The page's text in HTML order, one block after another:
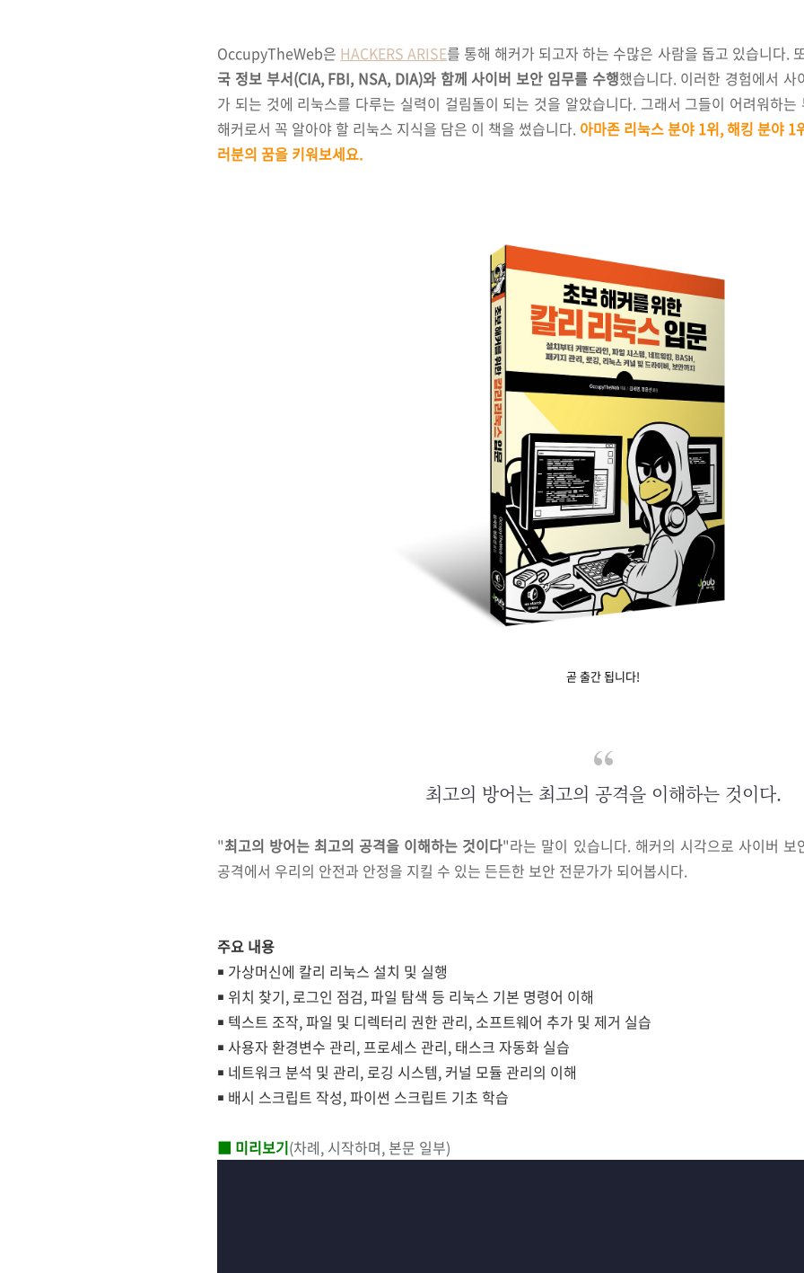
OccupyTheWeb은 HACKERS ARISE를 통해 해커가 되고자 하는 수많은 사람을 돕고 있습니다.
국 정보 부서(CIA, FBI, NSA, DIA)와 함께 사이버 보안 임무를 수행했습니다. 이러한 경험에서
가 되는 것에 리눅스를 다루는 실력이 걸림돌이 되는 것을 알았습니다. 그래서 그들이 어려워하는
해커로서 꼭 알아야 할 리눅스 지식을 담은 이 책을 썼습니다. 아마존 리눅스 분야 1위, 해킹 분야 1
러분의 꿈을 키워보세요.
곧 출간 됩니다!
최고의 방어는 최고의 공격을 이해하는 것이다.
"최고의 방어는 최고의 공격을 이해하는 것이다"라는 말이 있습니다. 해커의 시각으로 사이버 보
공격에서 우리의 안전과 안정을 지킬 수 있는 든든한 보안 전문가가 되어봅시다.
주요 내용
￭ 가상머신에 칼리 리눅스 설치 및 실행
￭ 위치 찾기, 로그인 점검, 파일 탐색 등 리눅스 기본 명령어 이해
￭ 텍스트 조작, 파일 및 디렉터리 권한 관리, 소프트웨어 추가 및 제거 실습
￭ 사용자 환경변수 관리, 프로세스 관리, 태스크 자동화 실습
￭ 네트워크 분석 및 관리, 로깅 시스템, 커널 모듈 관리의 이해
￭ 배시 스크립트 작성, 파이썬 스크립트 기초 학습
■ 미리보기(차례, 시작하며, 본문 일부)